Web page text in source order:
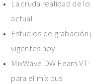
La cruda realidad de
actual
Estudios de
vigentes hoy
MixWave DW Fearn
para el mix bus